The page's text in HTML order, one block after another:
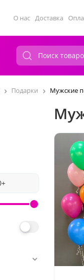
О нас Доставка
Подарки Мужские